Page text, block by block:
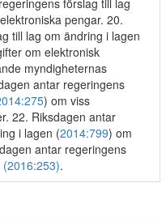
förslag till lag
pengar. 20.
till lag om ändring i lagen
om elektronisk
myndigheternas
antar regeringens
) om viss
22. Riksdagen antar
i lagen (2014:799) om
antar regeringens
.